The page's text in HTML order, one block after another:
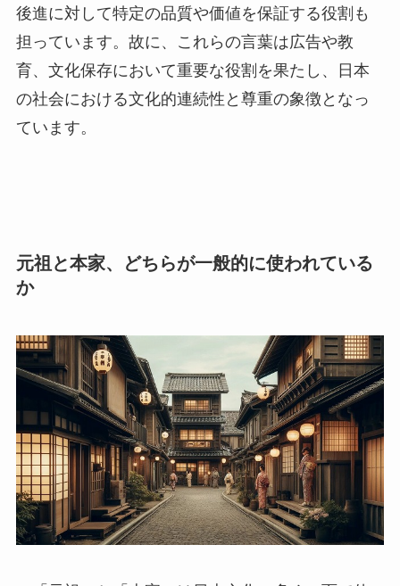
後進に対して特定の品質や価値を保証する役割も
担っています。故に、これらの言葉は広告や教
育、文化保存において重要な役割を果たし、日本
の社会における文化的連続性と尊重の象徴となっ
ています。
元祖と本家、どちらが一般的に使われている
か